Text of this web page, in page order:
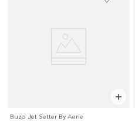
Buzo Jet Setter By Aerie